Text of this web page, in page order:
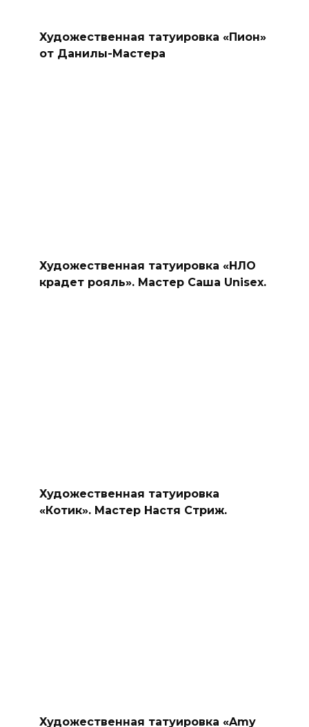
Художественная татуировка «Пион»
от Данилы-Мастера
Художественная татуировка «НЛО
крадет рояль». Мастер Саша Unisex.
Художественная татуировка
«Котик». Мастер Настя Стриж.
Художественная татуировка «Amy